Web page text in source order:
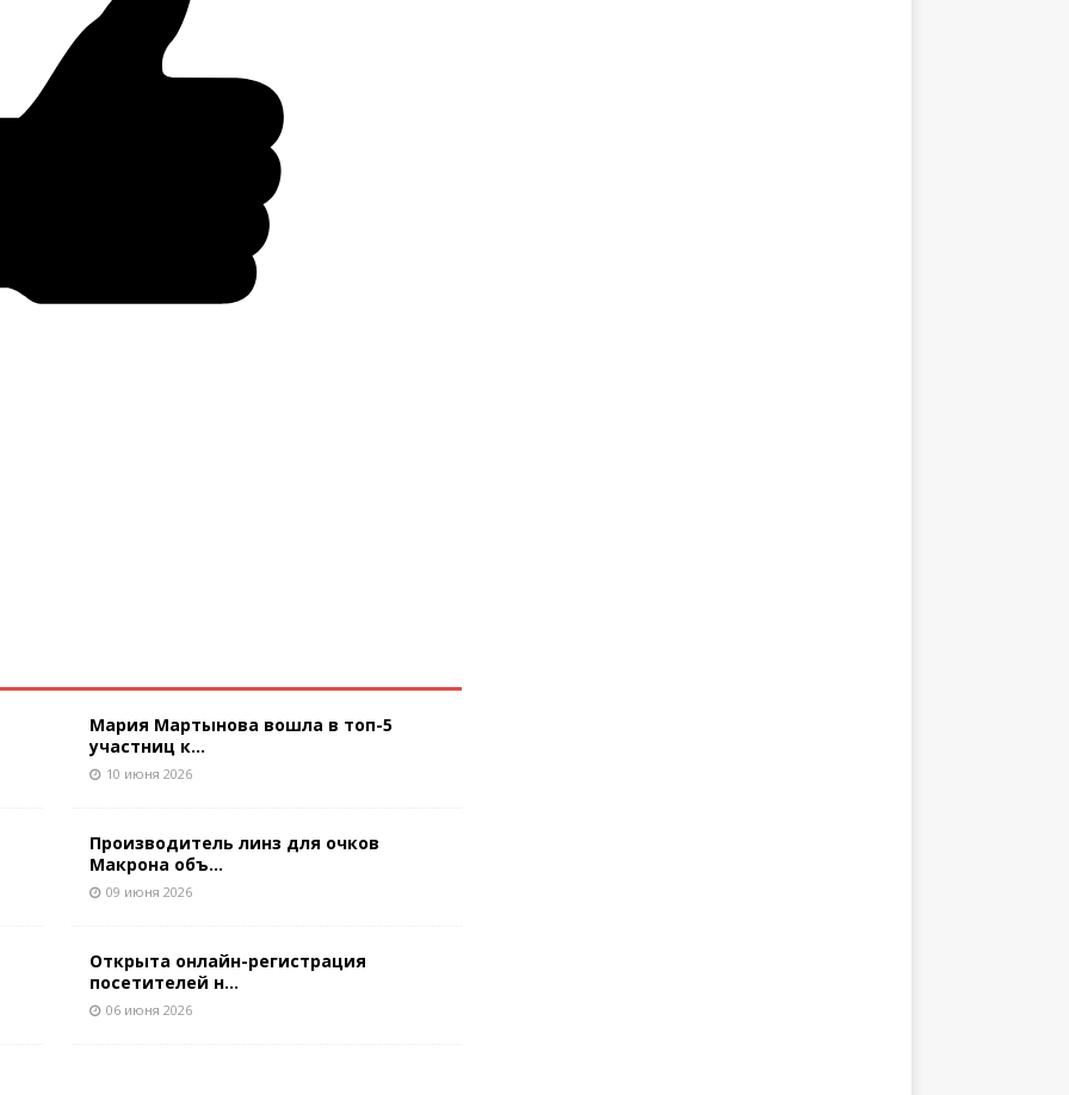
Мария Мартынова вошла в топ-5
участниц к...
10 июня 2026
Производитель линз для очков
Макрона объ...
09 июня 2026
Открыта онлайн-регистрация
посетителей н...
06 июня 2026